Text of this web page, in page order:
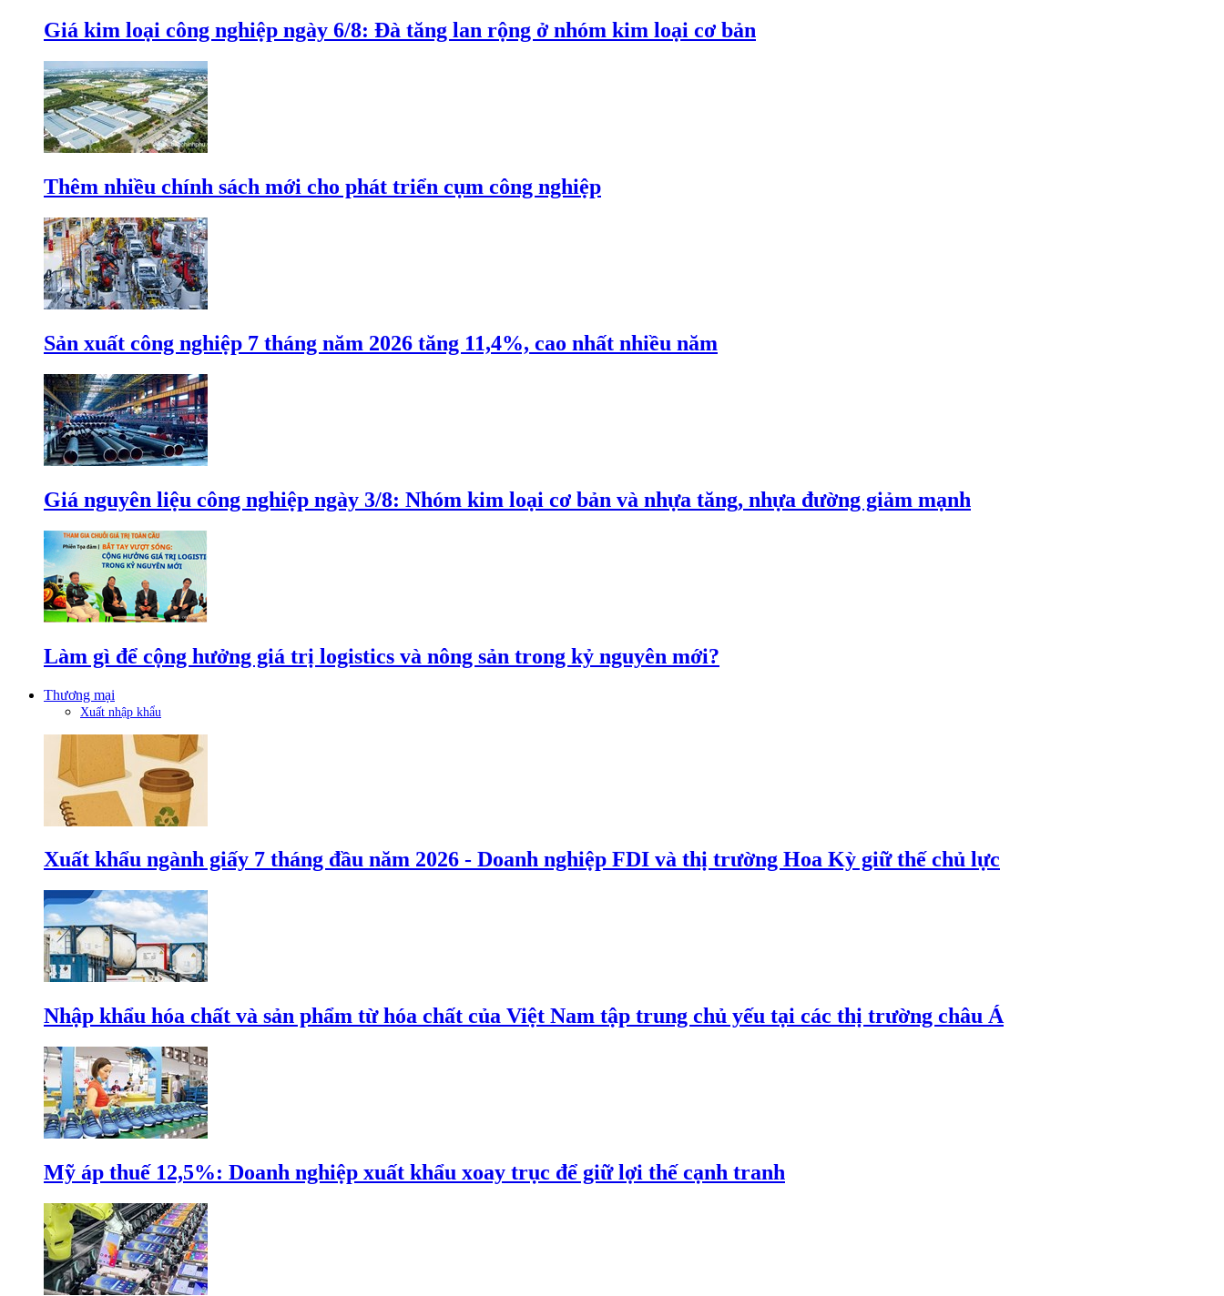
Giá kim loại công nghiệp ngày 6/8: Đà tăng lan rộng ở nhóm kim loại cơ bản
Thêm nhiều chính sách mới cho phát triển cụm công nghiệp
Sản xuất công nghiệp 7 tháng năm 2026 tăng 11,4%, cao nhất nhiều năm
Giá nguyên liệu công nghiệp ngày 3/8: Nhóm kim loại cơ bản và nhựa tăng, nhựa đường giảm mạnh
Làm gì để cộng hưởng giá trị logistics và nông sản trong kỷ nguyên mới?
Thương mại
Xuất nhập khẩu
Xuất khẩu ngành giấy 7 tháng đầu năm 2026 - Doanh nghiệp FDI và thị trường Hoa Kỳ giữ thế chủ lực
Nhập khẩu hóa chất và sản phẩm từ hóa chất của Việt Nam tập trung chủ yếu tại các thị trường châu Á
Mỹ áp thuế 12,5%: Doanh nghiệp xuất khẩu xoay trục để giữ lợi thế cạnh tranh